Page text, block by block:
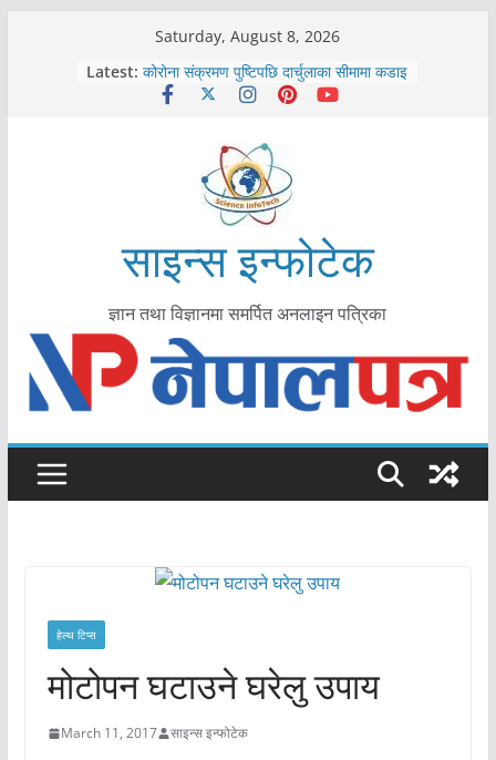
Saturday, August 8, 2026
Latest: कोरोना संक्रमण पुष्टिपछि दार्चुलाका सीमामा कडाइ
विराटनगर महानगरद्वारा पूर्ण खोप सुनिश्चित घोषणा
मकवानपुरमा खोरेत रोग विरुद्धको खोप लगाउन
आयुर्वेद चिकित्सा प्रणालीको भूमिका महत्वपूर्ण छ :
मुख्यमन्त्री शाह
काभ्रेपलाञ्चोकमा आयुर्वेद स्वास्थ्योपचारतर्फ
आकर्षण बढ्दै
साइन्स इन्फोटेक
ज्ञान तथा विज्ञानमा समर्पित अनलाइन पत्रिका
हेल्थ टिप्स
मोटोपन घटाउने घरेलु उपाय
March 11, 2017 साइन्स इन्फोटेक